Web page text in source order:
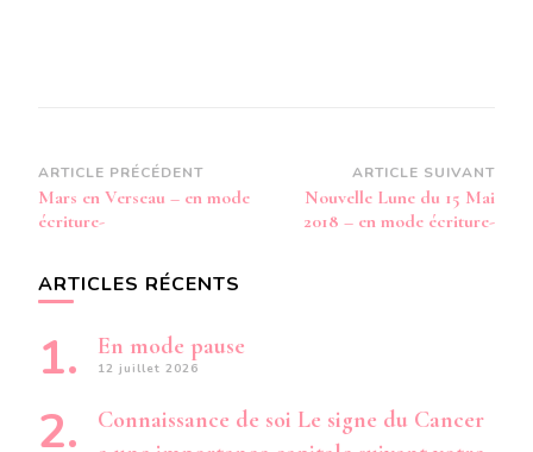
Navigation
d’article
ARTICLE PRÉCÉDENT
Mars en Verseau – en mode
écriture-
ARTICLE SUIVANT
Nouvelle Lune du 15 Mai
2018 – en mode écriture-
ARTICLES RÉCENTS
En mode pause
12 juillet 2026
Connaissance de soi Le signe du Cancer